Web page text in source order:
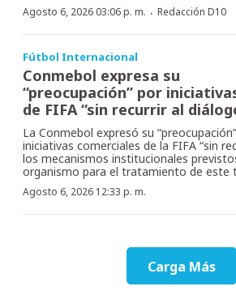
Agosto 6, 2026 03:06 p. m. · Redacción D10
Fútbol Internacional
Conmebol expresa su
“preocupación” por
de FIFA “sin recurrir al
La Conmebol expresó su
iniciativas comerciales de la FIFA “sin
los mecanismos institucionales
organismo para el tratamiento de este
Agosto 6, 2026 12:33 p. m.
Carga Más